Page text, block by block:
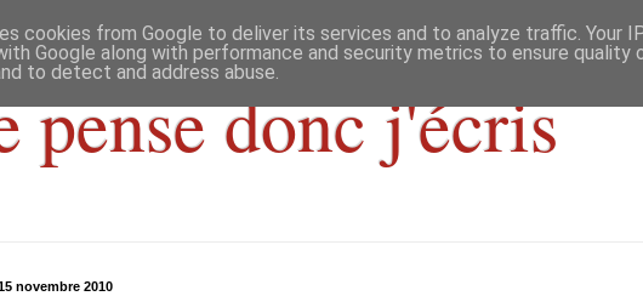
pense donc j'écris
novembre 2010
cookies from Google to deliver its services and to analyze traffic. Your
Google along with performance and security metrics to ensure quality
to detect and address abuse.